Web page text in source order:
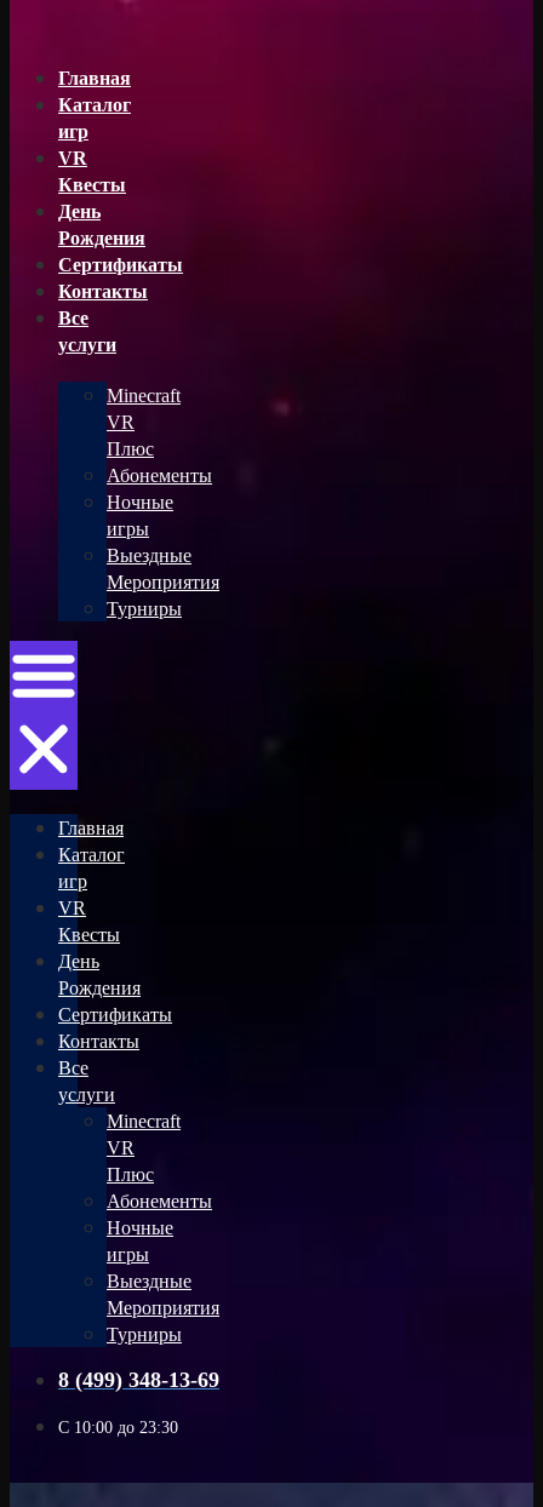
Главная
Каталог
игр
VR
Квесты
День
Рождения
Сертификаты
Контакты
Все
услуги
Minecraft
VR
Плюс
Абонементы
Ночные
игры
Выездные
Мероприятия
Турниры
Главная
Каталог
игр
VR
Квесты
День
Рождения
Сертификаты
Контакты
Все
услуги
Minecraft
VR
Плюс
Абонементы
Ночные
игры
Выездные
Мероприятия
Турниры
8 (499) 348-13-69
С 10:00 до 23:30